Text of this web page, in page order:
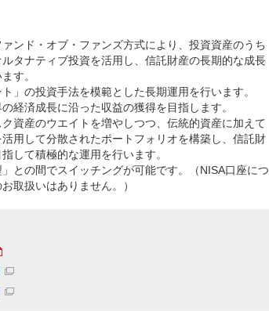
ァンド・オブ・ファンズ方式により、投資資産のうち
タナティブ投資を活用し、信託財産の長期的な成長
す。
」の投資手法を模範とした長期運用を行います。
経済成長に沿った収益の獲得を目指します。
ク資産のウエイトを増やしつつ、伝統的資産に加えて
用して分散されたポートフォリオを構築し、信託財
して積極的な運用を行います。
」との間でスイッチングが可能です。（NISA口座につ
取扱いはありません。）